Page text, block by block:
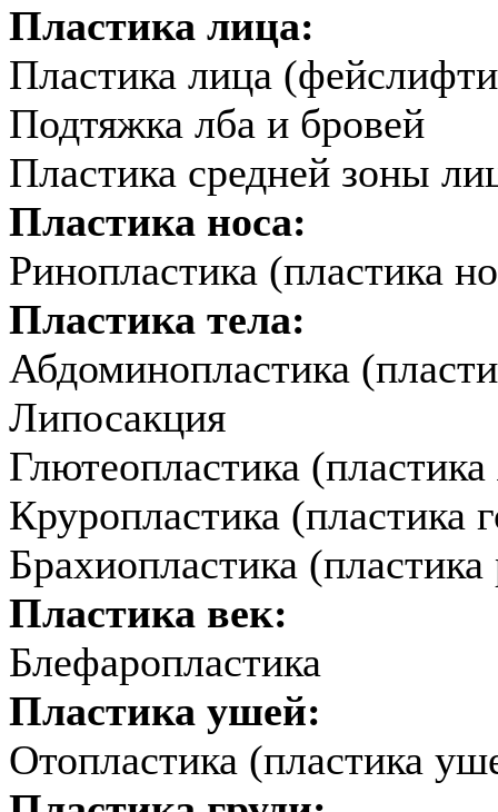
Пластика лица:
Пластика лица
Подтяжка лба и бровей
Пластика средней зоны
Пластика носа:
Ринопластика (пластика
Пластика тела:
Абдоминопластика
Липосакция
Глютеопластика
Круропластика (пластика
Брахиопластика (пластика
Пластика век:
Блефаропластика
Пластика ушей:
Отопластика (пластика